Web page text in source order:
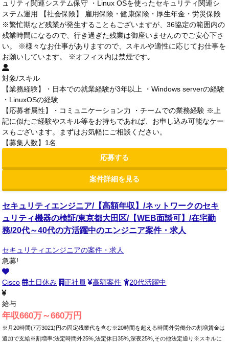
ュリティ関連システム保守 ・Linux OSを使ったセキュリティ関連シ
ステム運用 【社会保険】 雇用保険・健康保険・厚生年金・労災保険
※繁忙期など残業が発生することもございますが、36協定の範囲内の
残業時間になるので、行き過ぎた残業は御座いませんのでご安心下さ
い。 ※様々なお仕事がありますので、スキルや適性に応じてお仕事を
お願いしています。 ※オフィス内は禁煙です｡
対象/スキル
【業務経験】・日本での就業経験が3年以上 ・Windows serverの経験
・LinuxOSの経験
【応募者属性】・コミュニケーション力 ・チームでの業務経験 ※上
記に似たご経験やスキル等をお持ちであれば、お申し込み可能なケー
スもございます。まずはお気軽にご相談ください。
【募集人数】1名
応募する
案件詳細を見る
セキュリティエンジニア/【高額年収】/ネットワークのセキ
ュリティ機器の検証/東京都大田区/【WEB面談可】/在宅勤
務/20代～40代の方活躍中のエンジニア案件・求人
セキュリティエンジニアの案件・求人
急募!
Cisco 土日休み 正社員 高額案件 20代活躍中
給与
年収660万～660万円
※月20時間(7万3021)円の固定残業代を含む※20時間を超える時間外労働分の割増賃金は
追加で支給※割増率:法定時間外25%,法定休日35%,深夜25%,その他法定通り※スキルに